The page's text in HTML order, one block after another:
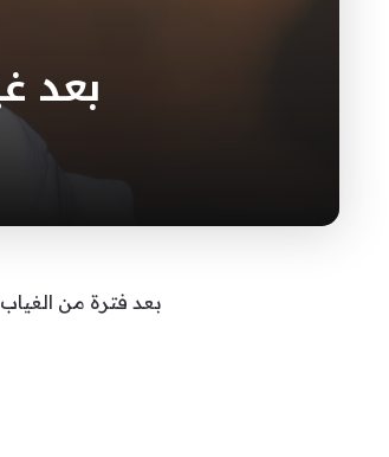
بعد
بعد فترة من